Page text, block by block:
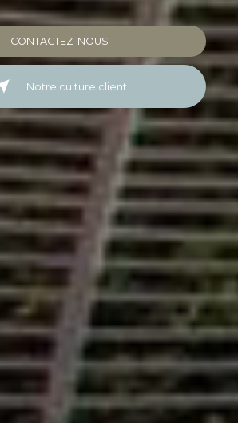
CONTACTEZ-NOUS
Notre culture client